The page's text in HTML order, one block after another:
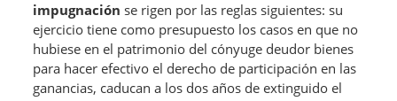
impugnación se rigen por las reglas siguientes: su
ejercicio tiene como presupuesto los casos en que no
hubiese en el patrimonio del cónyuge deudor bienes
para hacer efectivo el derecho de participación en las
ganancias, caducan a los dos años de extinguido el